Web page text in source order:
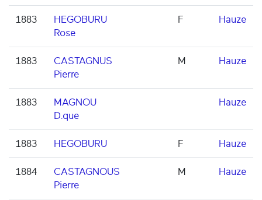
1883
HEGOBURU
Rose
F Hauze
1883
CASTAGNUS
Pierre
M Hauze
1883
MAGNOU
D.que
Hauze
1883 HEGOBURU F Hauze
1884
CASTAGNOUS
Pierre
M Hauze